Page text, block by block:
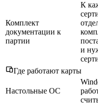
Комплект
документации к
партии
К
и
Где работают карты
Настольные ОС